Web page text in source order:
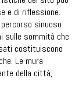
e di riflessione.
sinuoso
sulle sommità che
costituiscono
Le mura
della città,